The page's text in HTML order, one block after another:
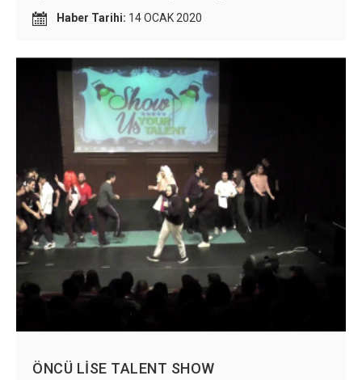
kutluyoruz.Haber Tarihi: 14 OCAK 2020
ÖNCÜ LİSE TALENT SHOW